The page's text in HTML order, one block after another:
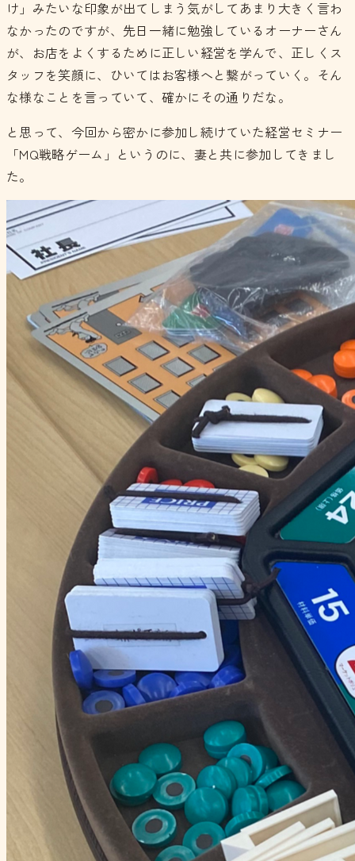
け」みたいな印象が出てしまう気がしてあまり大きく言わ
なかったのですが、先日一緒に勉強しているオーナーさん
が、お店をよくするために正しい経営を学んで、正しくス
タッフを笑顔に、ひいてはお客様へと繋がっていく。そん
な様なことを言っていて、確かにその通りだな。
と思って、今回から密かに参加し続けていた経営セミナー
「MQ戦略ゲーム」というのに、妻と共に参加してきまし
た。